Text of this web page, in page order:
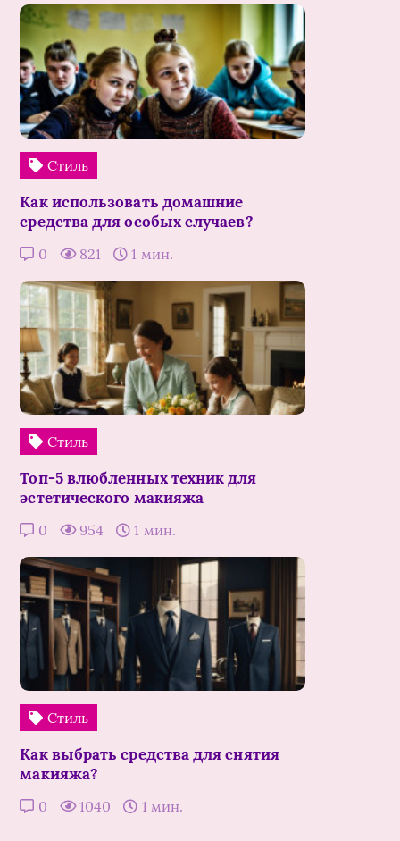
Стиль
Как использовать домашние
средства для особых случаев?
0 821 1 мин.
Стиль
Топ-5 влюбленных техник для
эстетического макияжа
0 954 1 мин.
Стиль
Как выбрать средства для снятия
макияжа?
0 1040 1 мин.